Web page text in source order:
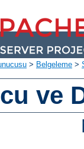
> Belgeleme >
ve